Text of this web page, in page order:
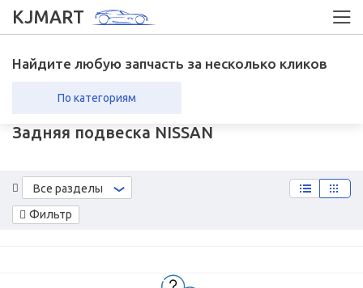
KJMART
Найдите любую запчасть за несколько кликов
По категориям
Задняя подвеска NISSAN
Фильтр
Все разделы